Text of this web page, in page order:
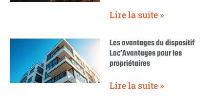
Lire la suite »
Les avantages du dispositif
Loc’Avantages pour les
propriétaires
Lire la suite »